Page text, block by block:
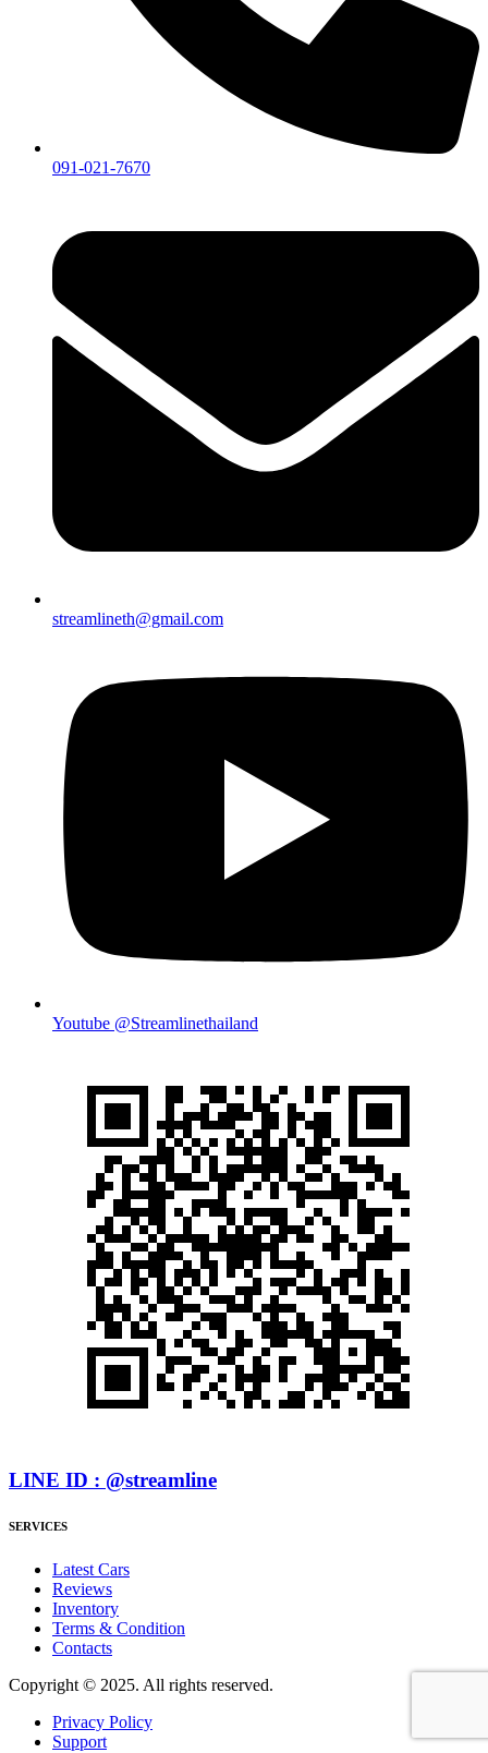
091-021-7670
streamlineth@gmail.com
Youtube @Streamlinethailand
LINE ID : @streamline
SERVICES
Latest Cars
Reviews
Inventory
Terms & Condition
Contacts
Copyright © 2025. All rights reserved.
Privacy Policy
Support